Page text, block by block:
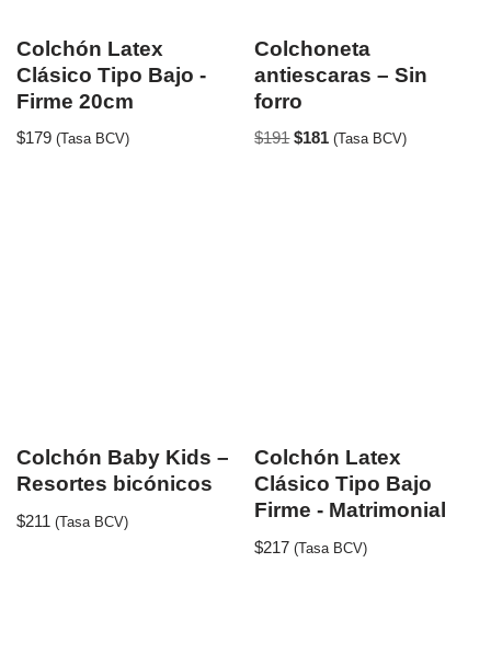
Colchón Latex
Clásico Tipo Bajo -
Firme 20cm
$179 (Tasa BCV)
Colchoneta
antiescaras – Sin
forro
$191 $181 (Tasa BCV)
Colchón Baby Kids –
Resortes bicónicos
$211 (Tasa BCV)
Colchón Latex
Clásico Tipo Bajo
Firme - Matrimonial
$217 (Tasa BCV)